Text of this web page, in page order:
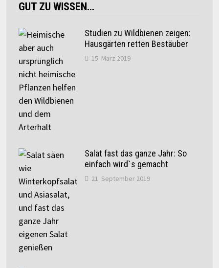
GUT ZU WISSEN…
Studien zu Wildbienen zeigen:
Hausgärten retten Bestäuber
15. März 2019
Salat fast das ganze Jahr: So
einfach wird`s gemacht
21. September 2019